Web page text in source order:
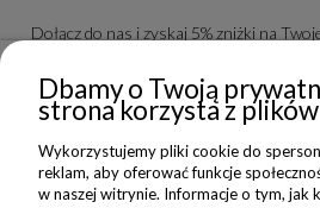
Dołącz do nas i zyskaj 5% zniżki na
Wyrażam zgodę na wysyłanie do mnie
wskazany adres oraz przetwarzanie
obsługą newsletteru.
Dbamy o Twoją
strona korzysta z
Wykorzystujemy pliki cookie do
reklam, aby oferować funkcje
w naszej witrynie. Informacje o tym, jak